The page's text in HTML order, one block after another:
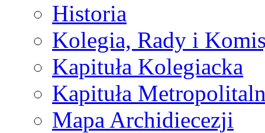
Historia
Kolegia, Rady i
Kapituła Kolegiacka
Kapituła
Mapa Archidiecezji